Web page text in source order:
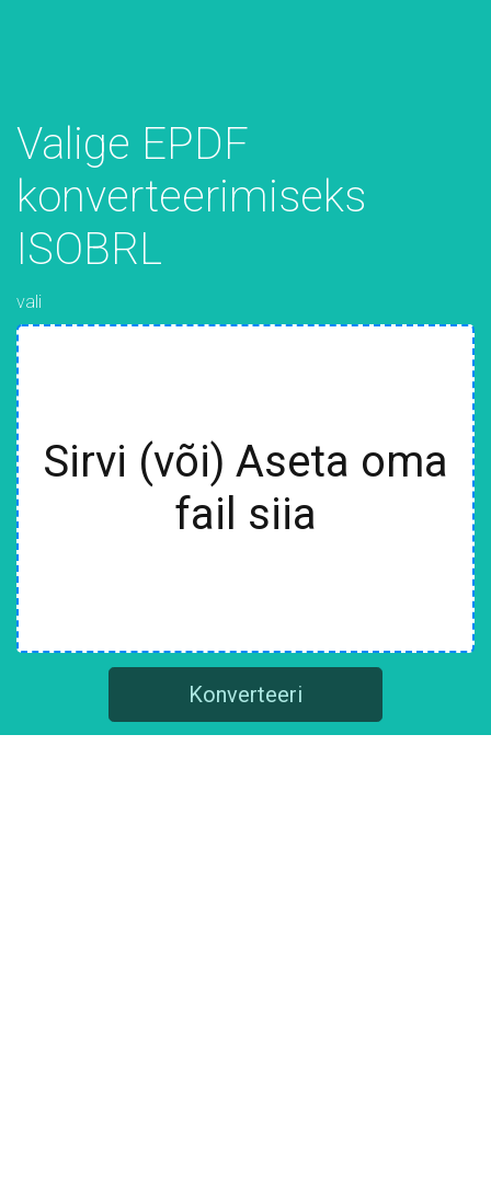
Valige EPDF
konverteerimiseks
ISOBRL
vali
Sirvi (või) Aseta oma
fail siia
Konverteeri